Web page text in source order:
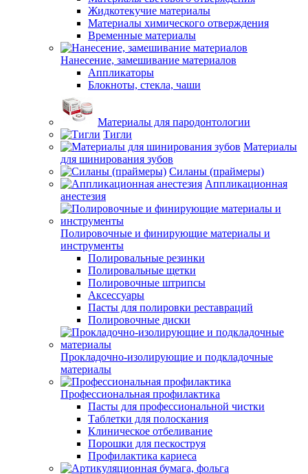
Жидкотекучие материалы
Материалы химического отверждения
Временные материалы
Нанесение, замешивание материалов
Аппликаторы
Блокноты, стекла, чаши
Материалы для пародонтологии
Тигли
Материалы
для шинирования зубов
Силаны (праймеры)
Аппликационная
анестезия
Полировочные и финирующие материалы и
инструменты
Полировальные резинки
Полировальные щетки
Полировочные штрипсы
Аксессуары
Пасты для полировки реставраций
Полировочные диски
Прокладочно-изолирующие и подкладочные
материалы
Профессиональная профилактика
Пасты для профессиональной чистки
Таблетки для полоскания
Клиническое отбеливание
Порошки для пескоструя
Профилактика кариеса